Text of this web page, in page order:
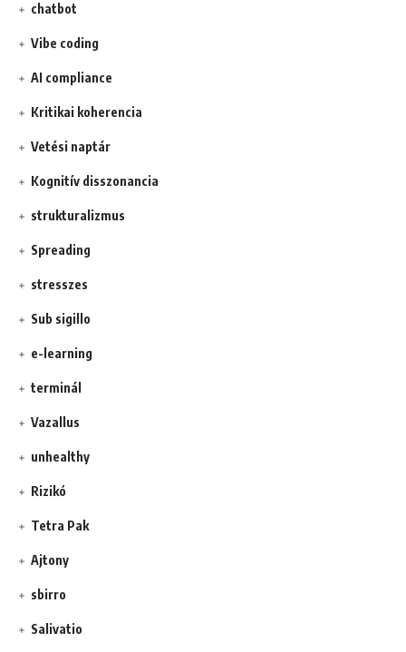
chatbot
Vibe coding
AI compliance
Kritikai koherencia
Vetési naptár
Kognitív disszonancia
strukturalizmus
Spreading
stresszes
Sub sigillo
e-learning
terminál
Vazallus
unhealthy
Rizikó
Tetra Pak
Ajtony
sbirro
Salivatio